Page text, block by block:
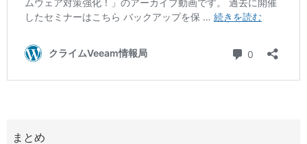
まとめ